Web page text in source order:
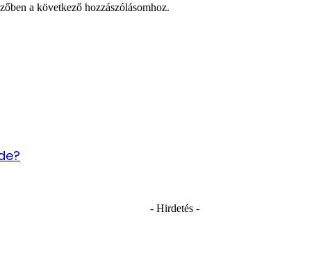
a következő hozzászólásomhoz.
- Hirdetés -